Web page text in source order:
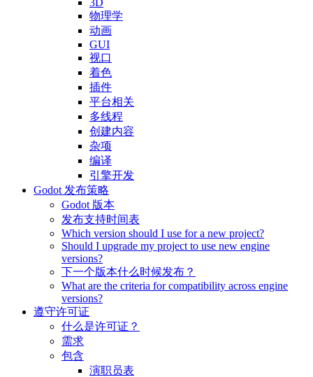
3D
物理学
动画
GUI
视口
着色
插件
平台相关
多线程
创建内容
杂项
编译
引擎开发
Godot 发布策略
Godot 版本
发布支持时间表
Which version should I use for a new project?
Should I upgrade my project to use new engine
versions?
下一个版本什么时候发布？
What are the criteria for compatibility across engine
versions?
遵守许可证
什么是许可证？
需求
包含
演职员表